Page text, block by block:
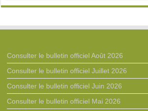
Consulter le bulletin officiel Août 2026
Consulter le bulletin officiel Juillet 2026
Consulter le bulletin officiel Juin 2026
Consulter le bulletin officiel Mai 2026